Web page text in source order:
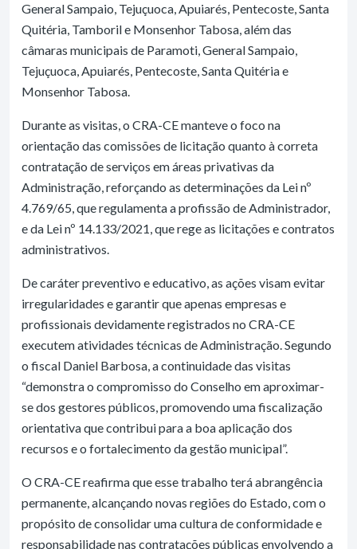
General Sampaio, Tejuçuoca, Apuiarés, Pentecoste, Santa
Quitéria, Tamboril e Monsenhor Tabosa, além das
câmaras municipais de Paramoti, General Sampaio,
Tejuçuoca, Apuiarés, Pentecoste, Santa Quitéria e
Monsenhor Tabosa.
Durante as visitas, o CRA-CE manteve o foco na
orientação das comissões de licitação quanto à correta
contratação de serviços em áreas privativas da
Administração, reforçando as determinações da Lei nº
4.769/65, que regulamenta a profissão de Administrador,
e da Lei nº 14.133/2021, que rege as licitações e contratos
administrativos.
De caráter preventivo e educativo, as ações visam evitar
irregularidades e garantir que apenas empresas e
profissionais devidamente registrados no CRA-CE
executem atividades técnicas de Administração. Segundo
o fiscal Daniel Barbosa, a continuidade das visitas
“demonstra o compromisso do Conselho em aproximar-
se dos gestores públicos, promovendo uma fiscalização
orientativa que contribui para a boa aplicação dos
recursos e o fortalecimento da gestão municipal”.
O CRA-CE reafirma que esse trabalho terá abrangência
permanente, alcançando novas regiões do Estado, com o
propósito de consolidar uma cultura de conformidade e
responsabilidade nas contratações públicas envolvendo a